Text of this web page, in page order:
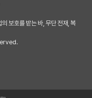
보호를 받는 바, 무단 전재, 복